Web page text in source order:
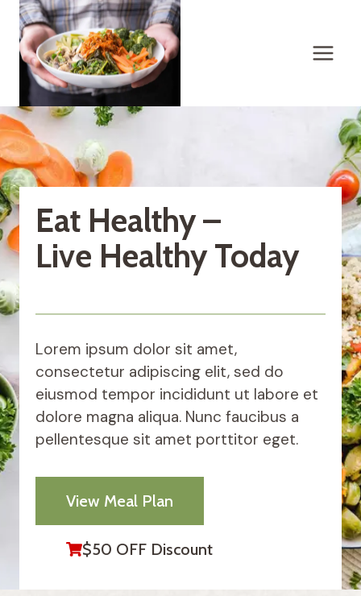
Skip
content
Eat Healthy –
Live Healthy Today
Lorem ipsum dolor sit amet,
consectetur adipiscing elit, sed do
eiusmod tempor incididunt ut labore et
dolore magna aliqua. Nunc faucibus a
pellentesque sit amet porttitor eget.
View Meal Plan
$50 OFF Discount